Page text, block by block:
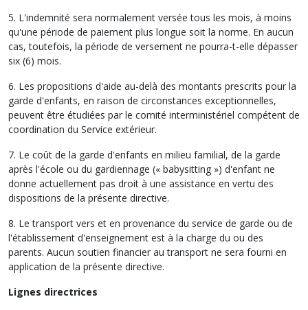
5. L'indemnité sera normalement versée tous les mois, à moins
qu'une période de paiement plus longue soit la norme. En aucun
cas, toutefois, la période de versement ne pourra-t-elle dépasser
six (6) mois.
6. Les propositions d'aide au-delà des montants prescrits pour la
garde d'enfants, en raison de circonstances exceptionnelles,
peuvent être étudiées par le comité interministériel compétent de
coordination du Service extérieur.
7. Le coût de la garde d'enfants en milieu familial, de la garde
après l'école ou du gardiennage (« babysitting ») d'enfant ne
donne actuellement pas droit à une assistance en vertu des
dispositions de la présente directive.
8. Le transport vers et en provenance du service de garde ou de
l'établissement d'enseignement est à la charge du ou des
parents. Aucun soutien financier au transport ne sera fourni en
application de la présente directive.
Lignes directrices